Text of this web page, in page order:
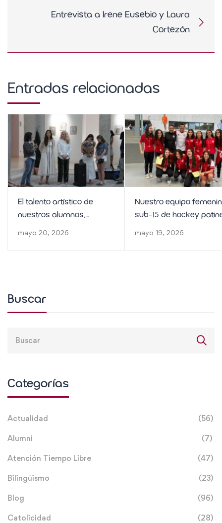
Entrevista a Irene Eusebio y Laura
Cortezón
Entradas relacionadas
El talento artístico de
nuestros alumnos,
protagonista en una
mayo 20, 2026
Nuestro equipo
sub-15 de hockey
se clasifica para el
mayo 19, 2026
Buscar
Categorías
Actualidad (56)
Alumni (7)
Atención Tiempo Libre (47)
Bilingüismo (23)
Blog (96)
Catolicidad (28)